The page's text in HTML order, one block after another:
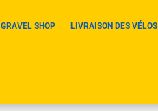
GRAVEL SHOP LIVRAISON DES VÉLOS